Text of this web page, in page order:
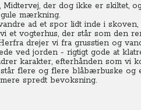
der dog ikke er skiltet,
mærkning.
ad et spor lidt inde i
vogterhus, der står som den
drejer vi fra grusstien og
ved jorden - rigtigt gode at
karakter, efterhånden som vi
flere og flere blåbærbuske og
spredt bevoksning.